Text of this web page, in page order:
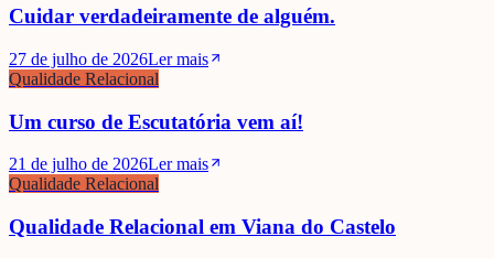
Cuidar verdadeiramente de alguém.
27 de julho de 2026Ler mais
Qualidade Relacional
Um curso de Escutatória vem aí!
21 de julho de 2026Ler mais
Qualidade Relacional
Qualidade Relacional em Viana do Castelo